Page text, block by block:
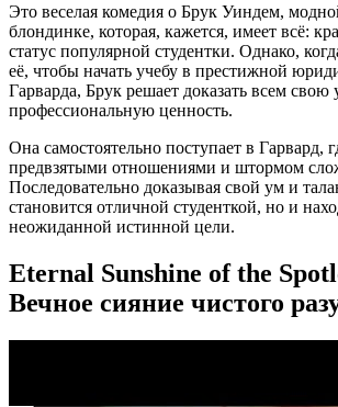
Это веселая комедия о Брук Уиндем,
блондинке, которая, кажется, имеет всё:
статус популярной студентки. Однако,
её, чтобы начать учебу в престижной
Гарварда, Брук решает доказать всем
профессиональную ценность.
Она самостоятельно поступает в Гарвард,
предвзятыми отношениями и штормом
Последовательно доказывая свой ум и
становится отличной студенткой, но и
неожиданной истинной цели.
Eternal Sunshine of the
Вечное сияние чистого